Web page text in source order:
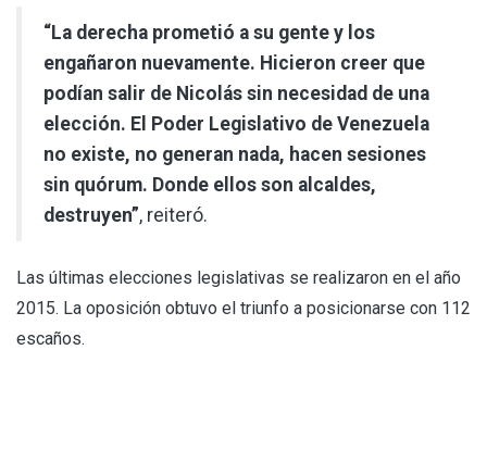
“La derecha prometió a su gente y los
engañaron nuevamente. Hicieron creer que
podían salir de Nicolás sin necesidad de una
elección. El Poder Legislativo de Venezuela
no existe, no generan nada, hacen sesiones
sin quórum. Donde ellos son alcaldes,
destruyen”, reiteró.
Las últimas elecciones legislativas se realizaron en el año
2015. La oposición obtuvo el triunfo a posicionarse con 112
escaños.